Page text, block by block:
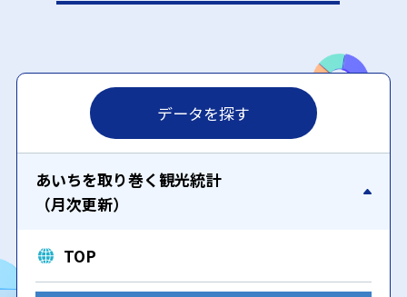
データを探す
あいちを取り巻く観光統計
（月次更新）
TOP